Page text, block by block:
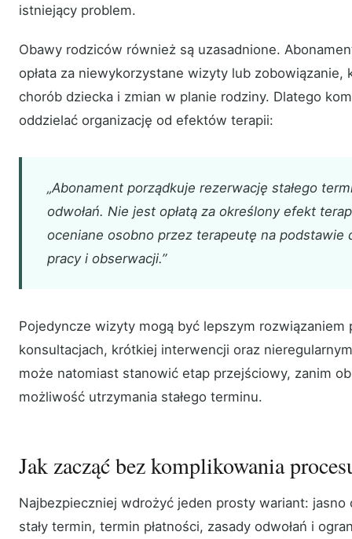
istniejący problem.
Obawy rodziców również są uzasadnione.
opłata za niewykorzystane wizyty lub zobowiązanie,
chorób dziecka i zmian w planie rodziny. Dlatego
oddzielać organizację od efektów terapii:
„Abonament porządkuje rezerwację stałego
odwołań. Nie jest opłatą za określony efekt
oceniane osobno przez terapeutę na podstawie
pracy i obserwacji.”
Pojedyncze wizyty mogą być lepszym rozwiązaniem
konsultacjach, krótkiej interwencji oraz
może natomiast stanowić etap przejściowy, zanim
możliwość utrzymania stałego terminu.
Jak zacząć bez komplikowania
Najbezpieczniej wdrożyć jeden prosty wariant: jasno
stały termin, termin płatności, zasady odwołań i